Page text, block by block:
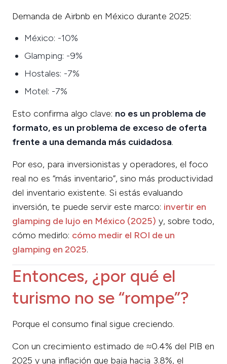
Demanda de Airbnb en México durante 2025:
México: -10%
Glamping: -9%
Hostales: -7%
Motel: -7%
Esto confirma algo clave: no es un problema de
formato, es un problema de exceso de oferta
frente a una demanda más cuidadosa.
Por eso, para inversionistas y operadores, el foco
real no es “más inventario”, sino más productividad
del inventario existente. Si estás evaluando
inversión, te puede servir este marco: invertir en
glamping de lujo en México (2025) y, sobre todo,
cómo medirlo: cómo medir el ROI de un
glamping en 2025.
Entonces, ¿por qué el
turismo no se “rompe”?
Porque el consumo final sigue creciendo.
Con un crecimiento estimado de ≈0.4% del PIB en
2025 y una inflación que baja hacia 3.8%, el